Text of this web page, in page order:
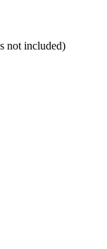
not included)